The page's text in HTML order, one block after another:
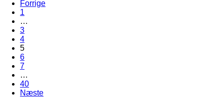
Forrige
1
…
3
4
5
6
7
…
40
Næste